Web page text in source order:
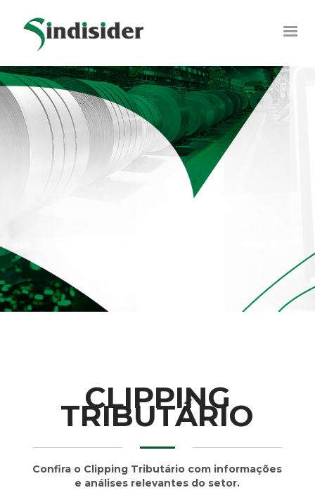
CLIPPING
TRIBUTÁRIO
Confira o Clipping Tributário com informações
e análises relevantes do setor.